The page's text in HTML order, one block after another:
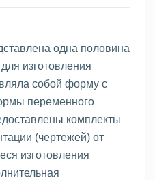
одна половина
изготовления
собой форму с
переменного
комплекты
(чертежей) от
изготовления